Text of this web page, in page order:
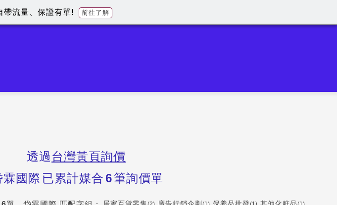
透過 台灣黃頁詢價
霖國際 已累計媒合 6筆詢價單
帶流量、保證有單! 前往了解